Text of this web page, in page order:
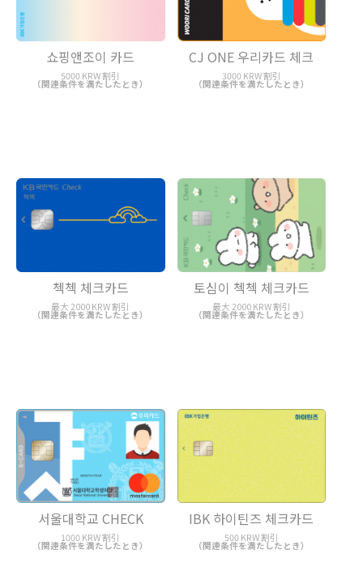
쇼핑앤조이 카드
5000 KRW 割引
（関連条件を満たしたとき）
CJ ONE 우리카드 체크
3000 KRW 割引
（関連条件を満たしたとき）
첵첵 체크카드
最大 2000 KRW 割引
（関連条件を満たしたとき）
토심이 첵첵 체크카드
最大 2000 KRW 割引
（関連条件を満たしたとき）
서울대학교 CHECK
1000 KRW 割引
（関連条件を満たしたとき）
IBK 하이틴즈 체크카드
500 KRW 割引
（関連条件を満たしたとき）